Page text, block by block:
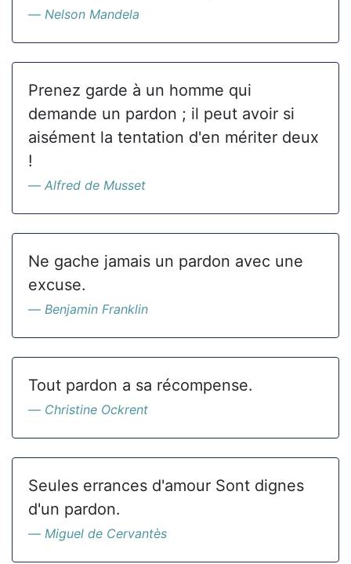
Nelson Mandela
Prenez garde à un homme qui
demande un pardon ; il peut avoir si
aisément la tentation d'en mériter deux
!
Alfred de Musset
Ne gache jamais un pardon avec une
excuse.
Benjamin Franklin
Tout pardon a sa récompense.
Christine Ockrent
Seules errances d'amour Sont dignes
d'un pardon.
Miguel de Cervantès